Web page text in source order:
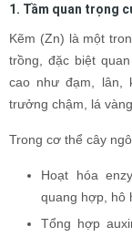
1. Tầm quan trọng
Kẽm (Zn) là một
trồng, đặc biệt
cao như đạm, lân,
trưởng chậm, lá
Trong cơ thể cây
Hoạt hóa
quang hợp, hô
Tổng hợp